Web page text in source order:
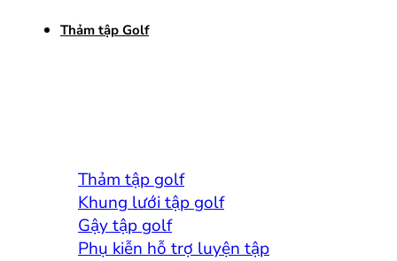
Thảm tập Golf
Thảm tập golf
Khung lưới tập golf
Gậy tập golf
Phụ kiễn hỗ trợ luyện tập